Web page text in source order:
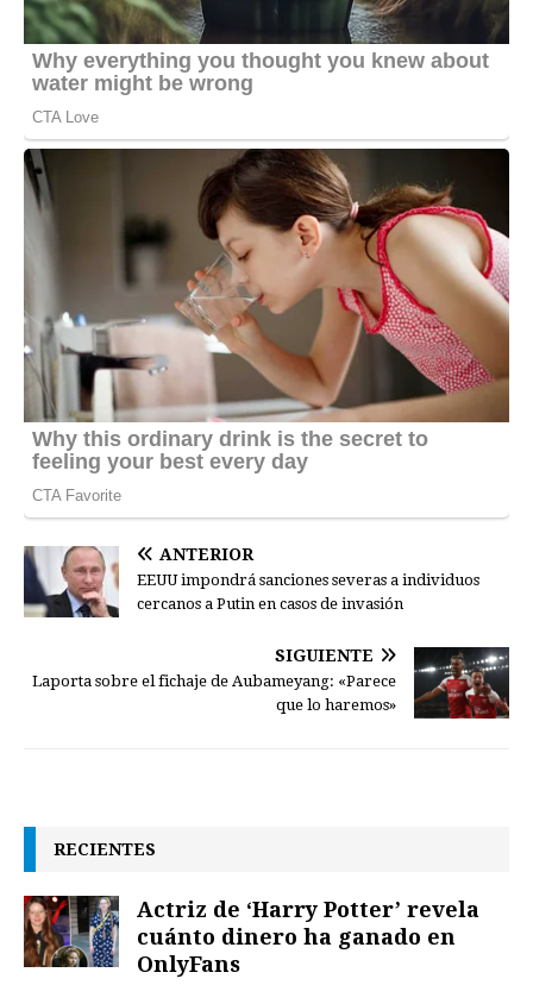
ANTERIOR
EEUU impondrá sanciones severas a individuos
cercanos a Putin en casos de invasión
SIGUIENTE
Laporta sobre el fichaje de Aubameyang: «Parece
que lo haremos»
RECIENTES
Actriz de ‘Harry Potter’ revela
cuánto dinero ha ganado en
OnlyFans